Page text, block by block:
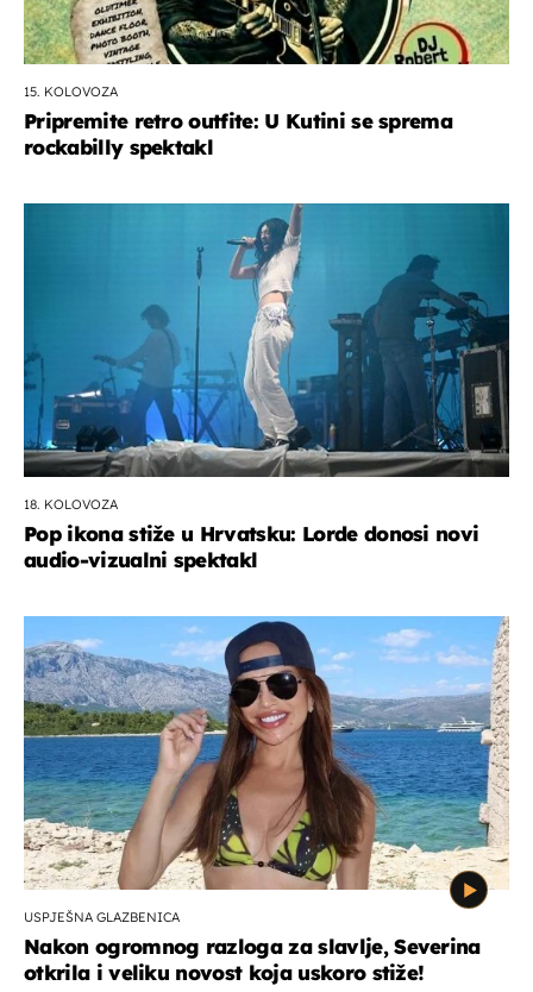
15. KOLOVOZA
Pripremite retro outfite: U Kutini se sprema
rockabilly spektakl
18. KOLOVOZA
Pop ikona stiže u Hrvatsku: Lorde donosi novi
audio-vizualni spektakl
USPJEŠNA GLAZBENICA
Nakon ogromnog razloga za slavlje, Severina
otkrila i veliku novost koja uskoro stiže!